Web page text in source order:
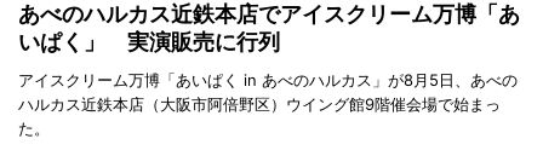
あべのハルカス近鉄本店でアイスクリーム万博「あ
いぱく」 実演販売に行列
アイスクリーム万博「あいぱく in あべのハルカス」が8月5日、あべの
ハルカス近鉄本店（大阪市阿倍野区）ウイング館9階催会場で始まっ
た。